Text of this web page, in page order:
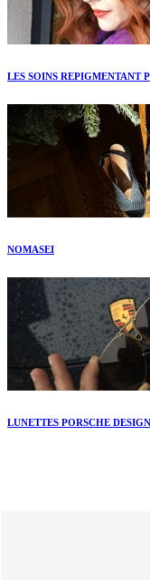
LES SOINS REPIGMENTANT
NOMASEI
LUNETTES PORSCHE DESIGN